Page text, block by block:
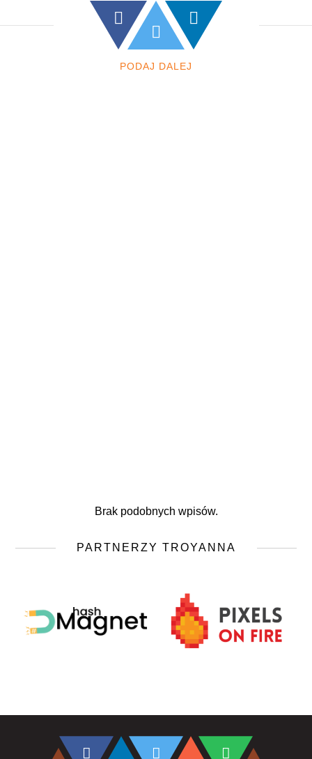
PODAJ DALEJ
Brak podobnych wpisów.
PARTNERZY TROYANNA